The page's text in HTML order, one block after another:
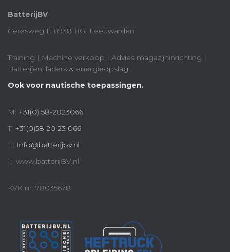
BatterijBV
Ceresweg 11 8938 BG Leeuwarden
Training | Machine verkoop | Advies magazijninrichting |
Batterijen, laders & energieopslag.
Ook voor nautische toepassingen.
M: +31(0) 58-2023066
T: +31(0)58 20 23 066
E: Info@batterijbv.nl
I: www.batterijBV.nl
KVK nr. 78035678